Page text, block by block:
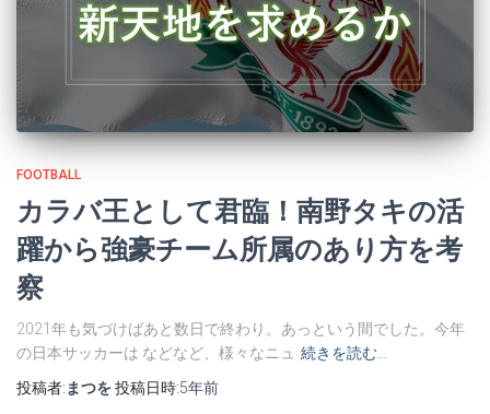
FOOTBALL
カラバ王として君臨！南野タキの活
躍から強豪チーム所属のあり方を考
察
2021年も気づけばあと数日で終わり。あっという間でした。今年
の日本サッカーは などなど、様々なニュ 続きを読む…
投稿者: まつを投稿日時:5年前